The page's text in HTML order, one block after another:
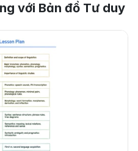
với Bản đồ Tư duy